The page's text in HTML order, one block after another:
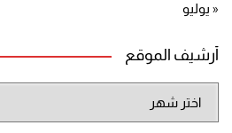
« يوليو
أرشيف الموقع
الموقع